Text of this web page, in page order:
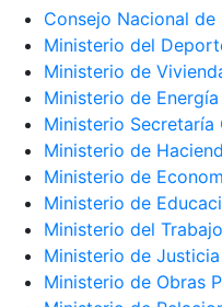
Consejo Nacional
Ministerio del
Ministerio de
Ministerio de Energía
Ministerio Secretaría
Ministerio de
Ministerio de
Ministerio de
Ministerio del
Ministerio de Justicia
Ministerio de Obras